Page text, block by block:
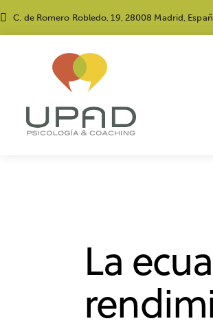
C. de Romero Robledo, 19, 28008 Madrid,
La